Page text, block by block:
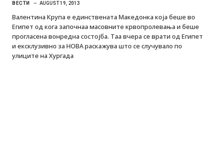
ВЕСТИ AUGUST 19, 2013
Валентина Крупа е единствената Mакедонка која беше во
Египет од кога започнаа масовните крвопролевања и беше
прогласена вонредна состојба. Таа вчера се врати од Египет
и ексклузивно за НОВА раскажува што се случувало по
улиците на Хургада